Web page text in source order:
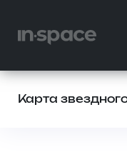
Карта